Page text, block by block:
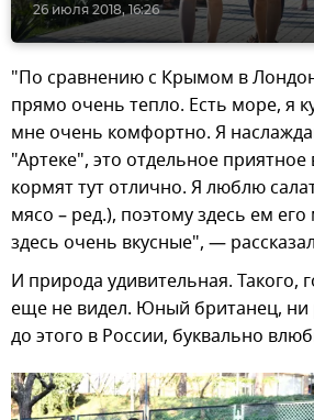
26 июля 2018, 16:26
"По сравнению с Крымом в
прямо очень тепло. Есть море, я
мне очень комфортно. Я
"Артеке", это отдельное приятное
кормят тут отлично. Я люблю
мясо – ред.), поэтому здесь ем
здесь очень вкусные", —
И природа удивительная. Такого,
еще не видел. Юный британец, ни
до этого в России, буквально